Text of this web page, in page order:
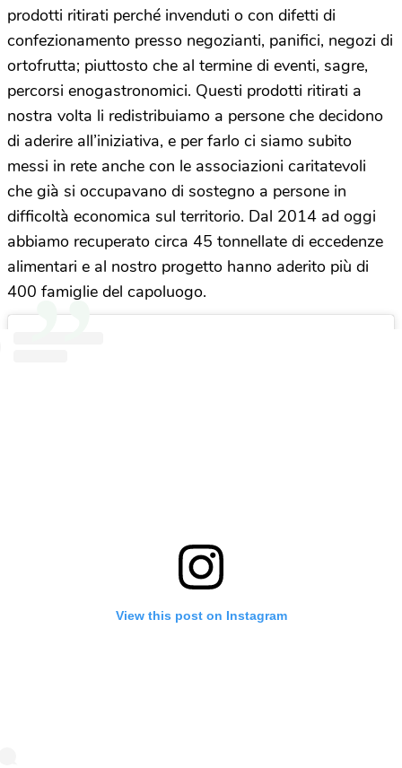
prodotti ritirati perché invenduti o con difetti di
confezionamento presso negozianti, panifici, negozi di
ortofrutta; piuttosto che al termine di eventi, sagre,
percorsi enogastronomici. Questi prodotti ritirati a
nostra volta li redistribuiamo a persone che decidono
di aderire all’iniziativa, e per farlo ci siamo subito
messi in rete anche con le associazioni caritatevoli
che già si occupavano di sostegno a persone in
difficoltà economica sul territorio. Dal 2014 ad oggi
abbiamo recuperato circa 45 tonnellate di eccedenze
alimentari e al nostro progetto hanno aderito più di
400 famiglie del capoluogo.
View this post on Instagram